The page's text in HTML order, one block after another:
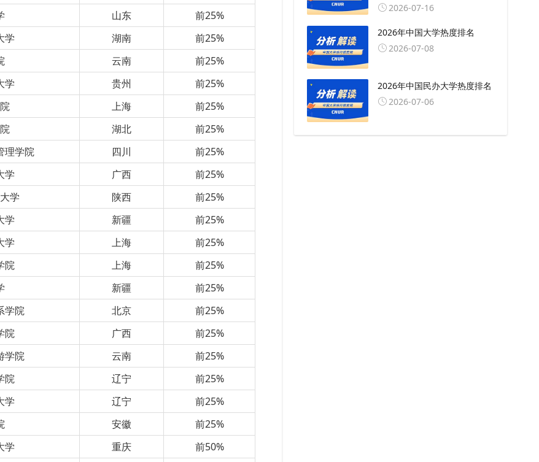
山东
前25%
学 湖南
前25%
云南
前25%
学 贵州
前25%
上海
前25%
湖北
前25%
理学院 四川
前25%
学 广西
前25%
学 陕西
前25%
学 新疆
前25%
学 上海
前25%
院 上海
前25%
新疆
前25%
学院 北京
前25%
院 广西
前25%
学院 云南
前25%
院 辽宁
前25%
学 辽宁
前25%
安徽
前25%
学 重庆
前50%
2026-07-16
2026年中国大学热度排名
2026-07-08
2026年中国民办大学热度排名
2026-07-06